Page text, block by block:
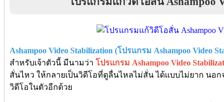
Ashampoo Video Stabilization (โปรแกรม Ashampoo Video
สำหรับเจ้าตัวนี้ มีนามว่า โปรแกรม Ashampoo Video
สั่นไหว ให้กลายเป็นวิดีโอที่ดูลื่นไหลไม่สั่น ได้แบบไม่ยาก นอ
วิดีโอในตัวอีกด้วย